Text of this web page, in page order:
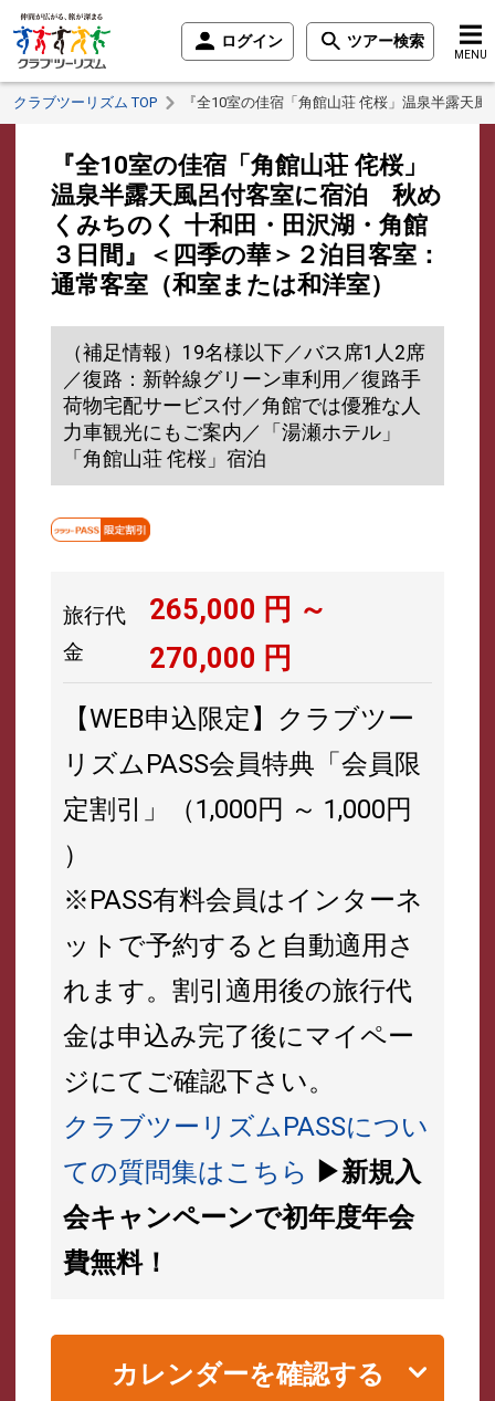
ログイン ツアー検索
MENU
クラブツーリズム TOP 『全10室の佳宿「角館山荘 侘桜」温泉半露天
『全10室の佳宿「角館山荘 侘桜」
温泉半露天風呂付客室に宿泊 秋め
くみちのく 十和田・田沢湖・角館
３日間』＜四季の華＞２泊目客室：
通常客室（和室または和洋室）
（補足情報）19名様以下／バス席1人2席
／復路：新幹線グリーン車利用／復路手
荷物宅配サービス付／角館では優雅な人
力車観光にもご案内／「湯瀬ホテル」
「角館山荘 侘桜」宿泊
旅行代
金
265,000 円 ～
270,000 円
【WEB申込限定】クラブツー
リズムPASS会員特典「会員限
定割引」（1,000円 ～ 1,000円
）
※PASS有料会員はインターネ
ットで予約すると自動適用さ
れます。割引適用後の旅行代
金は申込み完了後にマイペー
ジにてご確認下さい。
クラブツーリズムPASSについ
ての質問集はこちら ▶新規入
会キャンペーンで初年度年会
費無料！
カレンダーを確認する